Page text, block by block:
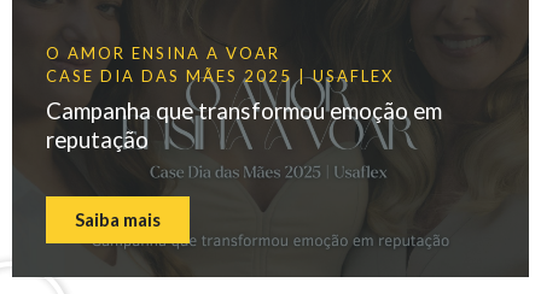
O AMOR ENSINA A VOAR
CASE DIA DAS MÃES 2025 | USAFLEX
Campanha que transformou emoção em
reputação
Saiba mais